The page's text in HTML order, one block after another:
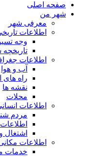
صفحه اصلی
شهر من
معرفی شهر
اطلاعات
وجه
تاریخچه
اطلاعات
آب و هوا
راه های
نقشه ها
محلات
اطلاعات
مردم
اشتغال
اطلاعات
خدمات